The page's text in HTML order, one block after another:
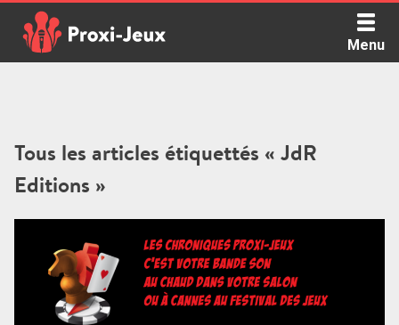
content
Menu
Tous les articles étiquettés « JdR
Editions »